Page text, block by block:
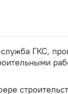
ГКС,